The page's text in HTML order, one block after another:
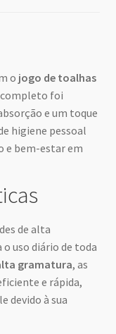
o jogo de toalhas
foi
e um toque
higiene pessoal
e bem-estar em
de alta
uso diário de toda
gramatura, as
e rápida,
devido à sua